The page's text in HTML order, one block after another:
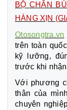
BỘ CHẮN
HÀNG XỊN
Otosongtra.vn
trên toàn
kỹ lưỡng,
trước khi
Với phương
thân của
chuyên